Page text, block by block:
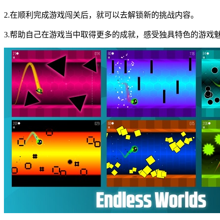
2.在顺利完成游戏闯关后，就可以去解锁新的挑战内容。
3.帮助自己在游戏当中取得更多的成就，感受独具特色的游戏